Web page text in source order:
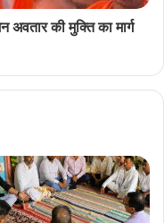
अवतार की मुक्ति का मार्ग